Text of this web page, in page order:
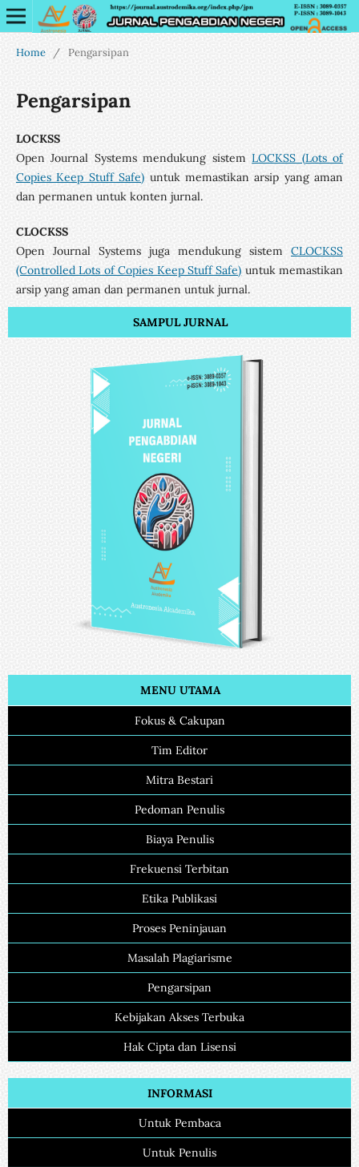
Home / Pengarsipan
Pengarsipan
LOCKSS
Open Journal Systems mendukung sistemLOCKSS (Lots of
Copies Keep Stuff Safe) untuk memastikan arsip yang aman
dan permanen untuk konten jurnal.
CLOCKSS
Open Journal Systems juga mendukung sistemCLOCKSS
(Controlled Lots of Copies Keep Stuff Safe) untuk memastikan
arsip yang aman dan permanen untuk jurnal.
SAMPUL JURNAL
MENU UTAMA
Fokus & Cakupan
Tim Editor
Mitra Bestari
Pedoman Penulis
Biaya Penulis
Frekuensi Terbitan
Etika Publikasi
Proses Peninjauan
Masalah Plagiarisme
Pengarsipan
Kebijakan Akses Terbuka
Hak Cipta dan Lisensi
INFORMASI
Untuk Pembaca
Untuk Penulis